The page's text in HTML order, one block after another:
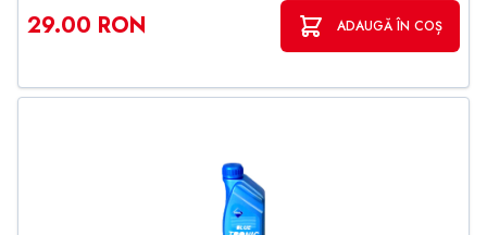
29.00 RON ADAUGĂ ÎN COȘ